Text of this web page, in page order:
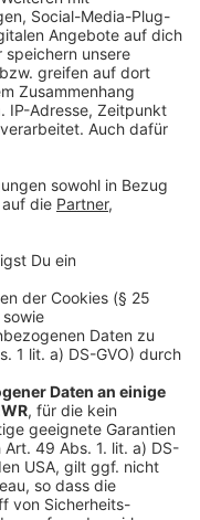
Thema:
2025: Stellt den
alle Interviews
- was die